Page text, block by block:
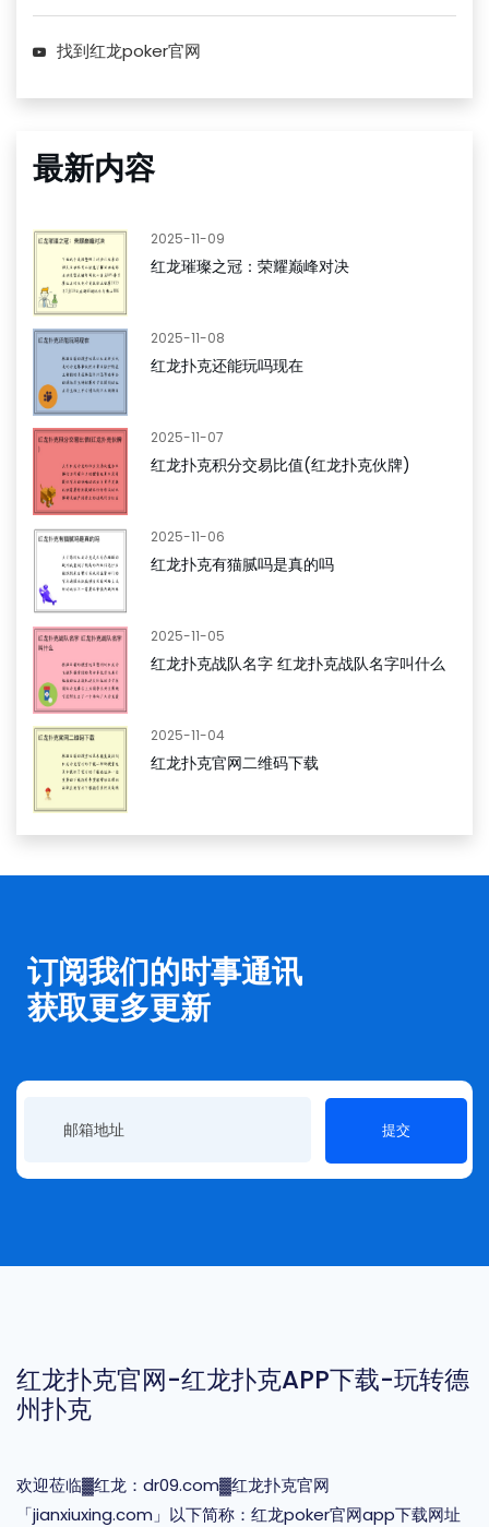
找到红龙poker官网
最新内容
2025-11-09
红龙璀璨之冠：荣耀巅峰对决
2025-11-08
红龙扑克还能玩吗现在
2025-11-07
红龙扑克积分交易比值(红龙扑克伙牌)
2025-11-06
红龙扑克有猫腻吗是真的吗
2025-11-05
红龙扑克战队名字 红龙扑克战队名字叫什么
2025-11-04
红龙扑克官网二维码下载
订阅我们的时事通讯
获取更多更新
提交
红龙扑克官网-红龙扑克APP下载-玩转德
州扑克
欢迎莅临▓红龙：dr09.com▓红龙扑克官网
「jianxiuxing.com」以下简称：红龙poker官网app下载网址